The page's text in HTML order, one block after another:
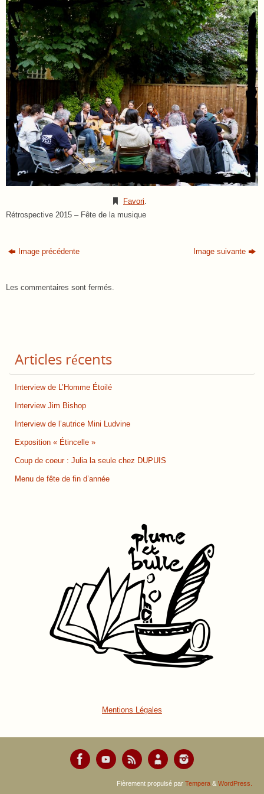
Favori
Rétrospective 2015 – Fête de la musique
Image précédente Image suivante
Les commentaires sont fermés.
Articles récents
Interview de L’Homme Étoilé
Interview Jim Bishop
Interview de l’autrice Mini Ludvine
Exposition « Étincelle »
Coup de coeur : Julia la seule chez DUPUIS
Menu de fête de fin d’année
Mentions Légales
Fièrement propulsé par Tempera & WordPress.